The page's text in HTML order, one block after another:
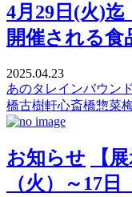
4月29日(火)
開催される食
2025.04.23
あのタレインバウンド
橋古樹軒心斎橋惣菜
お知らせ
【
（火）～17